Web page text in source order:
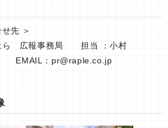
先 ＞
はら 広報事務局 担当 ：小村
EMAIL： pr@raple.co.jp